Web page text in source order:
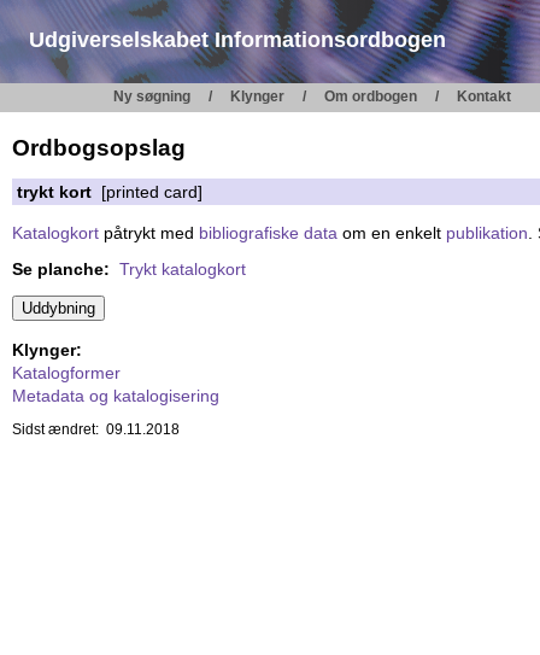
Udgiverselskabet Informationsordbogen
Ny søgning Klynger Om ordbogen Kontakt
Ordbogsopslag
trykt kort [printed card]
Katalogkort påtrykt med bibliografiske data om en enkelt publikation
Se planche: Trykt katalogkort
Klynger:
Katalogformer
Metadata og katalogisering
Sidst ændret: 09.11.2018